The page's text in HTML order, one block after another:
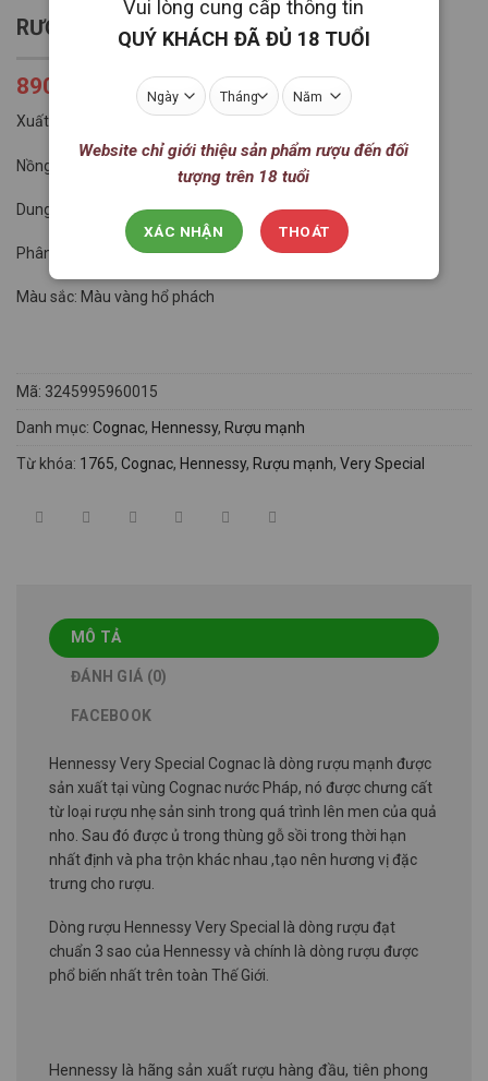
RƯỢU HENNESSY VERY SPECIAL
890.000
Xuất xứ: France
Nồng độ: 40%
Dung tích: 700ml
Phân loại: Cognac
Màu sắc: Màu vàng hổ phách
Mã: 3245995960015
Danh mục: Cognac, Hennessy, Rượu mạnh
Từ khóa: 1765, Cognac, Hennessy, Rượu mạnh, Very Special
MÔ TẢ
ĐÁNH GIÁ (0)
FACEBOOK
Hennessy Very Special Cognac là dòng rượu mạnh được
sản xuất tại vùng Cognac nước Pháp, nó được chưng cất
từ loại rượu nhẹ sản sinh trong quá trình lên men của quả
nho. Sau đó được ủ trong thùng gỗ sồi trong thời hạn
nhất định và pha trộn khác nhau ,tạo nên hương vị đặc
trưng cho rượu.
Dòng rượu Hennessy Very Special là dòng rượu đạt
chuẩn 3 sao của Hennessy và chính là dòng rượu được
phổ biến nhất trên toàn Thế Giới.
Hennessy là hãng sản xuất rượu hàng đầu, tiên phong
Vui lòng cung cấp thông tin
QUÝ KHÁCH ĐÃ ĐỦ 18 TUỔI
Website chỉ giới thiệu sản phẩm rượu đến đối
tượng trên 18 tuổi
XÁC NHẬN THOÁT